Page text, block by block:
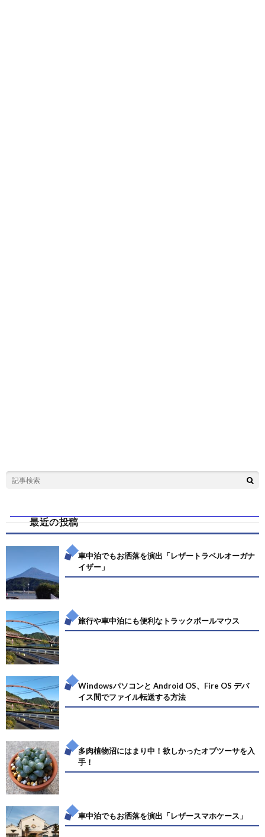
最近の投稿
車中泊でもお洒落を演出「レザートラベルオーガナ
イザー」
旅行や車中泊にも便利なトラックボールマウス
Windowsパソコンと Android OS、Fire OS デバ
イス間でファイル転送する方法
多肉植物沼にはまり中！欲しかったオブツーサを入
手！
車中泊でもお洒落を演出「レザースマホケース」